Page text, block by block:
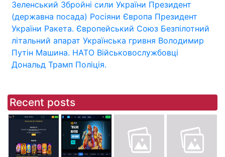
Зеленський Збройні сили України Президент
(державна посада) Росіяни Європа Президент
України Ракета. Європейський Союз Безпілотний
літальний апарат Українська гривня Володимир
Путін Машина. НАТО Військовослужбовці
Дональд Трамп Поліція.
Recent posts